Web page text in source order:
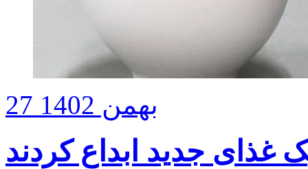
27 بهمن 1402
غذای جدید ابداع کردند